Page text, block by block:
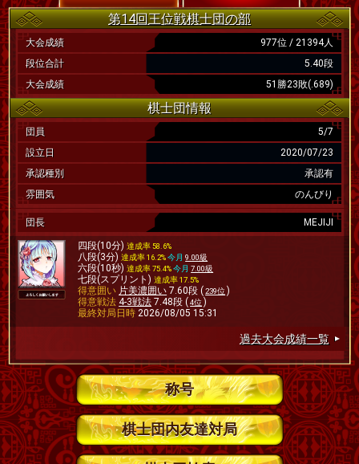
第14回王位戦棋士団の部
大会成績
977位 / 21394人
段位合計
5.40段
大会成績
51勝23敗(.689)
棋士団情報
団員
5/7
設立日
2020/07/23
承認種別
承認有
雰囲気
のんびり
団長 MEJIJI
四段(10分)達成率 58.6%
八段(3分)達成率 16.2%今月9.00級
六段(10秒)達成率 75.4%今月7.00級
七段(スプリント)達成率 17.5%
得意囲い 片美濃囲い 7.60段 (239位 )
得意戦法 4-3戦法 7.48段 (4位 )
最終対局日時 2026/08/05 15:31
過去大会成績一覧
称号
棋士団内友達対局